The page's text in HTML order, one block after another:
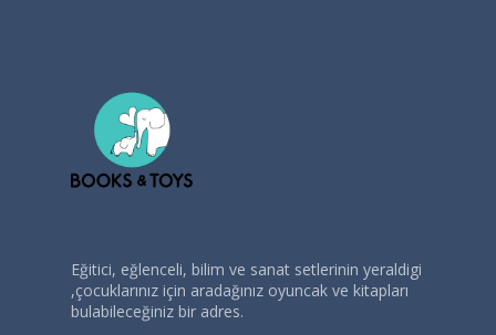
Eğitici, eğlenceli, bilim ve sanat setlerinin yeraldigi
,çocuklarınız için aradağınız oyuncak ve kitapları
bulabileceğiniz bir adres.